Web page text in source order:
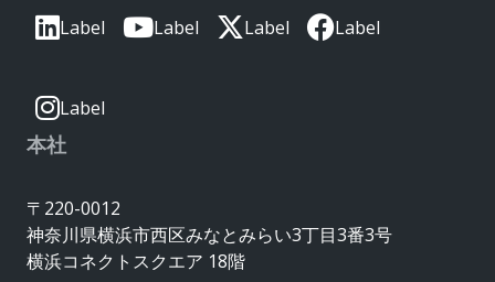
Label Label Label Label
Label
本社
〒220-0012
神奈川県横浜市西区みなとみらい3丁目3番3号
横浜コネクトスクエア 18階